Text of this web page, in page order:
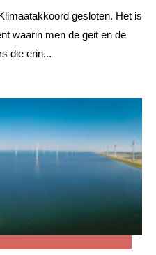
gesloten. Het is
waarin men de geit en de
die erin...